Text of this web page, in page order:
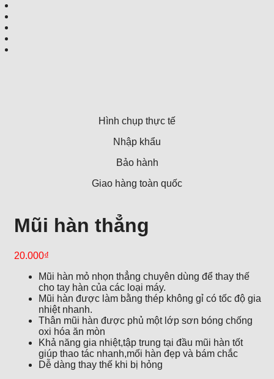
Hình chụp thực tế
Nhập khẩu
Bảo hành
Giao hàng toàn quốc
Mũi hàn thẳng
20.000₫
Mũi hàn mỏ nhọn thẳng chuyên dùng để thay thế
cho tay hàn của các loại máy.
Mũi hàn được làm bằng thép không gỉ có tốc độ gia
nhiệt nhanh.
Thân mũi hàn được phủ một lớp sơn bóng chống
oxi hóa ăn mòn
Khả năng gia nhiệt,tập trung tại đầu mũi hàn tốt
giúp thao tác nhanh,mối hàn đẹp và bám chắc
Dễ dàng thay thế khi bị hỏng